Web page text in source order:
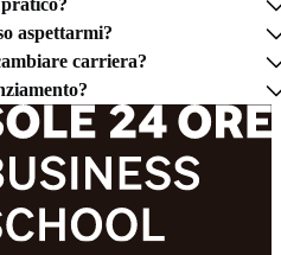
aspettarmi?
carriera?